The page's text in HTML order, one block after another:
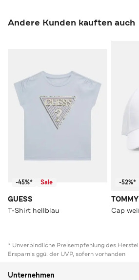
Andere Kunden kauften auch
-45%* Sale
GUESS
T-Shirt hellblau
-52%*
Cap
* Unverbindliche Preisempfehlung des
Ersparnis ggü. der UVP, sofern vorhanden
Unternehmen